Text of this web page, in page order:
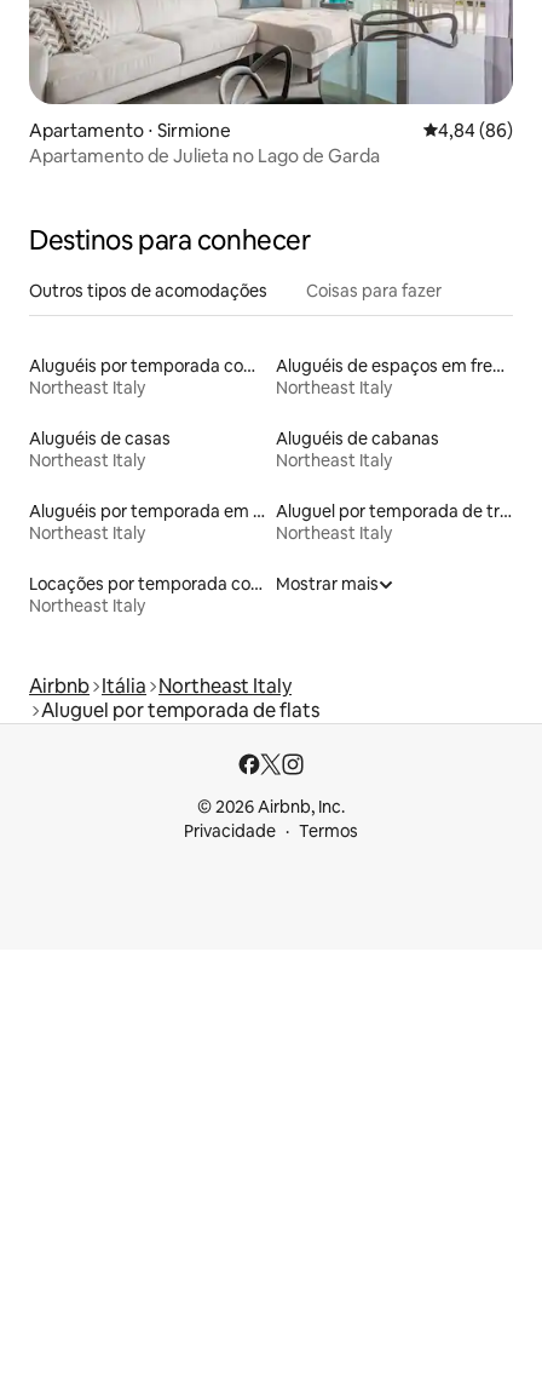
Apartamento ⋅ Sirmione 4,84 de uma
4,84 (86)
Apartamento de Julieta no Lago de Garda
Destinos para conhecer
Outros tipos de acomodações Coisas para fazer
Aluguéis por temporada com banheiro para PCD
Northeast Italy
Aluguéis de espaços em frente à praia
Northeast Italy
Aluguéis de casas
Northeast Italy
Aluguéis de cabanas
Northeast Italy
Aluguéis por temporada em acampamentos
Northeast Italy
Aluguel por temporada de trailers
Northeast Italy
Locações por temporada com piscina
Northeast Italy
Mostrar mais
Airbnb Itália Northeast Italy
Aluguel por temporada de flats
© 2026 Airbnb, Inc.
Privacidade
Termos